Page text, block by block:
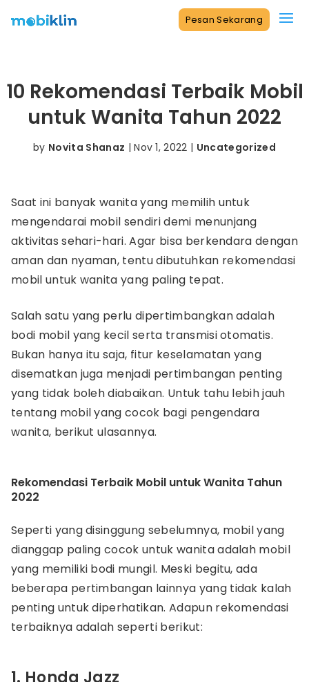
Pesan Sekarang
10 Rekomendasi Terbaik Mobil
untuk Wanita Tahun 2022
by Novita Shanaz |Nov 1, 2022 | Uncategorized
Saat ini banyak wanita yang memilih untuk
mengendarai mobil sendiri demi menunjang
aktivitas sehari-hari. Agar bisa berkendara dengan
aman dan nyaman, tentu dibutuhkan rekomendasi
mobil untuk wanita yang paling tepat.
Salah satu yang perlu dipertimbangkan adalah
bodi mobil yang kecil serta transmisi otomatis.
Bukan hanya itu saja, fitur keselamatan yang
disematkan juga menjadi pertimbangan penting
yang tidak boleh diabaikan. Untuk tahu lebih jauh
tentang mobil yang cocok bagi pengendara
wanita, berikut ulasannya.
Rekomendasi Terbaik Mobil untuk Wanita Tahun
2022
Seperti yang disinggung sebelumnya, mobil yang
dianggap paling cocok untuk wanita adalah mobil
yang memiliki bodi mungil. Meski begitu, ada
beberapa pertimbangan lainnya yang tidak kalah
penting untuk diperhatikan. Adapun rekomendasi
terbaiknya adalah seperti berikut:
1. Honda Jazz